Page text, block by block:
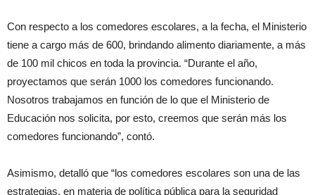
Con respecto a los comedores escolares, a la fecha, el Ministerio
tiene a cargo más de 600, brindando alimento diariamente, a más
de 100 mil chicos en toda la provincia. “Durante el año,
proyectamos que serán 1000 los comedores funcionando.
Nosotros trabajamos en función de lo que el Ministerio de
Educación nos solicita, por esto, creemos que serán más los
comedores funcionando”, contó.
Asimismo, detalló que “los comedores escolares son una de las
estrategias, en materia de política pública para la seguridad